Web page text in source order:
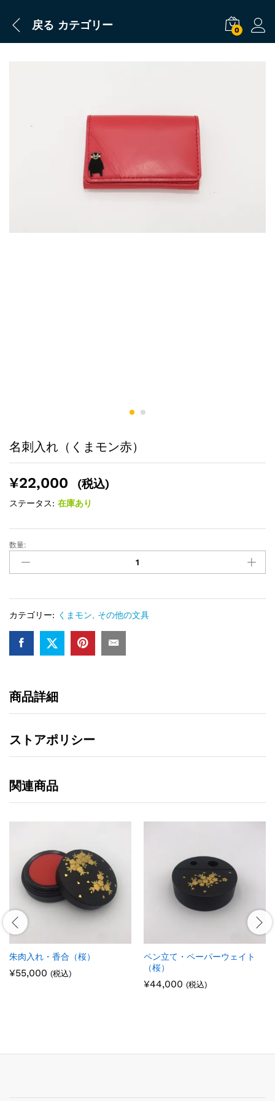
戻る カテゴリー 0
名刺入れ（くまモン赤）
¥22,000 (税込)
ステータス: 在庫あり
数量:
カテゴリー: くまモン, その他の文具
商品詳細
ストアポリシー
関連商品
朱肉入れ・香合（桜）
¥55,000 (税込)
ペン立て・ペーパーウェイト
（桜）
¥44,000 (税込)